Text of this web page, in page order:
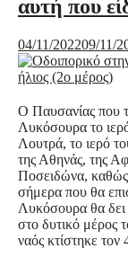
αυτή που
04/11/202209/11/
Ο Παυσανίας που
Λυκόσουρα το
Λουτρά, το ιερό
της Αθηνάς, της
Ποσειδώνα, καθώς
σήμερα που θα
Λυκόσουρα θα δει
στο δυτικό μέρος
ναός κτίστηκε